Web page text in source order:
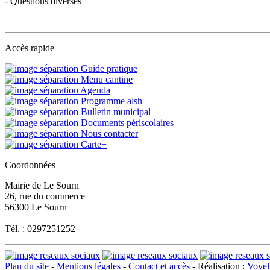
Accès rapide
Guide pratique
Menu cantine
Agenda
Programme alsh
Bulletin municipal
Documents périscolaires
Nous contacter
Carte+
Coordonnées
Mairie de Le Sourn
26, rue du commerce
56300 Le Sourn
Tél. : 0297251252
Plan du site - Mentions légales - Contact et accès - Réalisation :